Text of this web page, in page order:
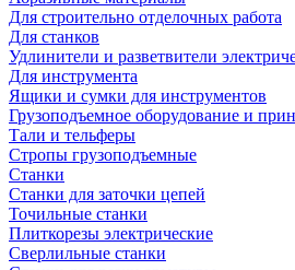
Для строительно отделочных работа
Для станков
Удлинители и разветвители
Для инструмента
Ящики и сумки для инструментов
Грузоподъемное оборудование и
Тали и тельферы
Стропы грузоподъемные
Станки
Станки для заточки цепей
Точильные станки
Плиткорезы электрические
Сверлильные станки